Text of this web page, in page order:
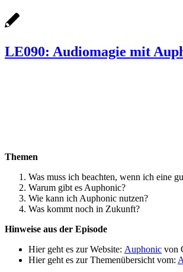
LE090: Audiomagie mit
Themen
Was muss ich beachten, wenn ich eine
Warum gibt es Auphonic?
Wie kann ich Auphonic nutzen?
Was kommt noch in Zukunft?
Hinweise aus der Episode
Hier geht es zur Website: Auphonic von
Hier geht es zur Themenübersicht vom: